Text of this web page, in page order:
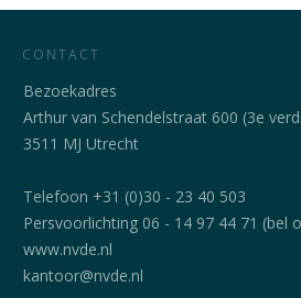
CONTACT
Bezoekadres
Arthur van Schendelstraat 600 (3e
3511 MJ Utrecht
Telefoon +31 (0)30 - 23 40 503
Persvoorlichting 06 - 14 97 44 71 (bel
www.nvde.nl
kantoor@nvde.nl